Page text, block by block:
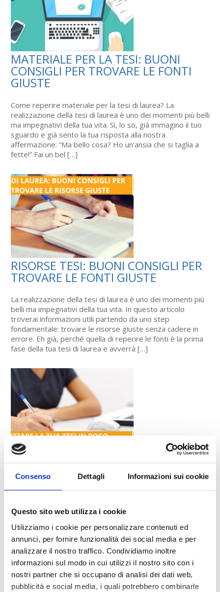
Consenso Dettagli Informazioni sui cookie
Questo sito web utilizza i cookie
Utilizziamo i cookie per personalizzare contenuti ed
annunci, per fornire funzionalità dei social media e per
analizzare il nostro traffico. Condividiamo inoltre
informazioni sul modo in cui utilizzi il nostro sito con i
nostri partner che si occupano di analisi dei dati web,
pubblicità e social media, i quali potrebbero combinarle
MATERIALE PER LA TESI: BUONI
CONSIGLI PER TROVARE LE FONTI
GIUSTE
Come reperire materiale per la tesi di laurea? La
realizzazione della tesi di laurea è uno dei momenti più belli
ma impegnativi della tua vita. Sì, lo so, già immagino il tuo
sguardo e già sento la tua risposta alla nostra
affermazione: “Ma bello cosa? Ho un’ansia che si taglia a
fette!” Fai un bel […]
RISORSE TESI: BUONI CONSIGLI PER
TROVARE LE FONTI GIUSTE
La realizzazione della tesi di laurea è uno dei momenti più
belli ma impegnativi della tua vita. In questo articolo
troverai informazioni utili partendo da uno step
fondamentale: trovare le risorse giuste senza cadere in
errore. Eh già, perché quella di reperire le fonti è la prima
fase della tua tesi di laurea e avverrà […]
REALIZZARE LA TESI IN POCO
TEMPO? SEGUI I NOSTRI 4 STEP!
Realizzare la tesi in poco tempo e ottenendo il massimo
anche il tuo sogno vero? La tesi di laurea è uno dei
momenti più belli della tua carriera formativa e
professionale e, detto sinceramente, è un peccato
accontentarsi di un lavoro sufficiente: la scrittura […]